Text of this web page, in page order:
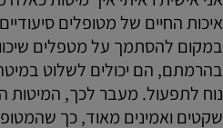
איכות החיים של מטופלים
במקום להסתמך על מטפלים
בהרמתם, הם יכולים לשלוט
נוח לתפעול. מעבר לכך, המיטות
שקטים ואמינים מאוד, כך